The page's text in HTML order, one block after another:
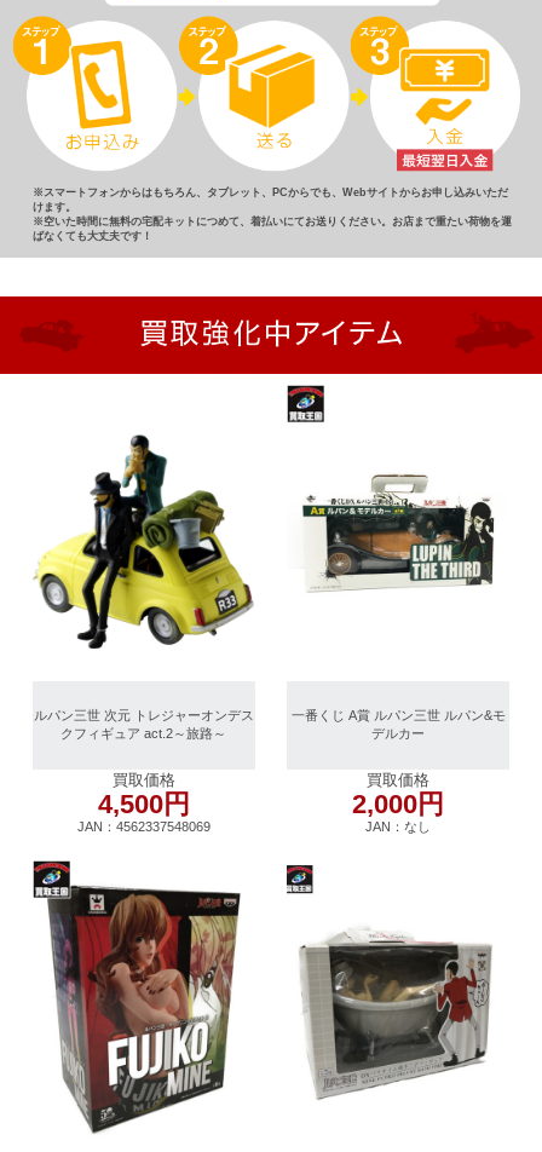
※スマートフォンからはもちろん、タブレット、PCからでも、Webサイトからお申し込みいただ
けます。
※空いた時間に無料の宅配キットにつめて、着払いにてお送りください。お店まで重たい荷物を運
ばなくても大丈夫です！
ルパン三世 次元 トレジャーオンデス
クフィギュア act.2～旅路～
買取価格
4,500円
JAN：4562337548069
一番くじ A賞 ルパン三世 ルパン&モ
デルカー
買取価格
2,000円
JAN：なし